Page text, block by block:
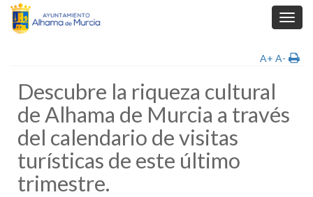
A+ A-
Descubre la riqueza cultural
de Alhama de Murcia a través
del calendario de visitas
turísticas de este último
trimestre.